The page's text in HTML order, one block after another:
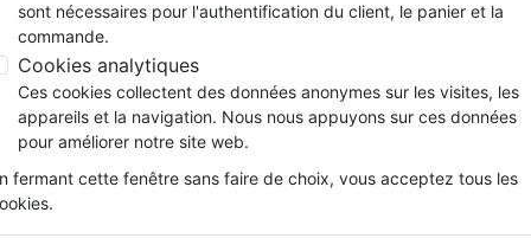
Testaments
Etude biblique
NEG
Bandes dessinées
Souffrance, Relation d'aide
Santé
Événements actuels
Couple
Découverte de la foi
Souffrance, Relation d'aide
Psychologie
Adolescents, jeunes
Latino, Folk
Soul
Rap, Hip-hop
Louange, Adoration
Hardrock, Métal
animés
conférences
Films, fiction
Jeux
21 audio - Modèle Pathway - Livré avec écouteurs et
Bible Segond 21 audio -
Livré avec écouteurs et câble de
Version :Segond 21
EditeurSociété Biblique de Genève&
sont nécessaires pour l'authentification du client, le panier et la
commande.
Cookies analytiques
Ces cookies collectent des données anonymes sur les visites, les
appareils et la navigation. Nous nous appuyons sur ces données
pour améliorer notre site web.
fermant cette fenêtre sans faire de choix, vous acceptez tous les